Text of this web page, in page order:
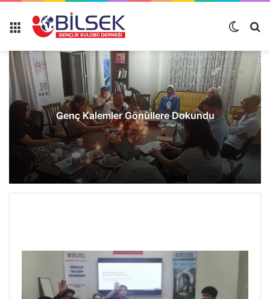
Genç Kalemler Gönüllere Dokundu